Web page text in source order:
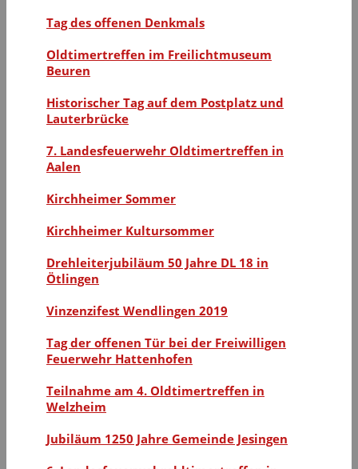
Tag des offenen Denkmals
Oldtimertreffen im Freilichtmuseum
Beuren
Historischer Tag auf dem Postplatz und
Lauterbrücke
7. Landesfeuerwehr Oldtimertreffen in
Aalen
Kirchheimer Sommer
Kirchheimer Kultursommer
Drehleiterjubiläum 50 Jahre DL 18 in
Ötlingen
Vinzenzifest Wendlingen 2019
Tag der offenen Tür bei der Freiwilligen
Feuerwehr Hattenhofen
Teilnahme am 4. Oldtimertreffen in
Welzheim
Jubiläum 1250 Jahre Gemeinde Jesingen